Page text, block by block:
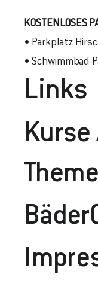
KOSTENLOSES
• Parkplatz
• Schwimmbad-
Links
Kurse